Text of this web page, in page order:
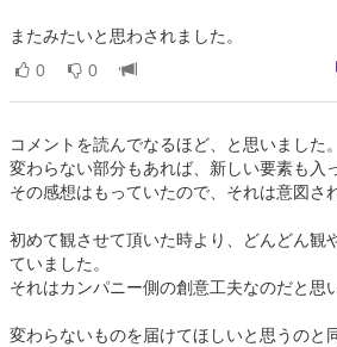
またみたいと思わされました。
0 0
コメントを読んでなるほど、と思いました。
変わらない部分もあれば、新しい要素も入
その感想はもっていたので、それは意図さ
初めて観させて頂いた時より、どんどん観
ていました。
それはカンパニー側の創意工夫なのだと思
変わらないものを届けてほしいと思うのと